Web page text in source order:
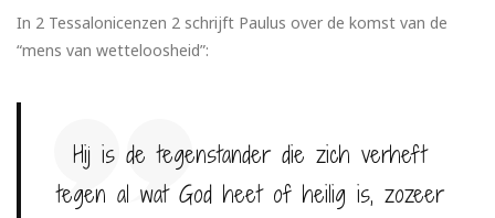
In 2 Tessalonicenzen 2 schrijft Paulus over de komst van de
“mens van wetteloosheid”:
Hij is de tegenstander die zich verheft
tegen al wat God heet of heilig is, zozeer